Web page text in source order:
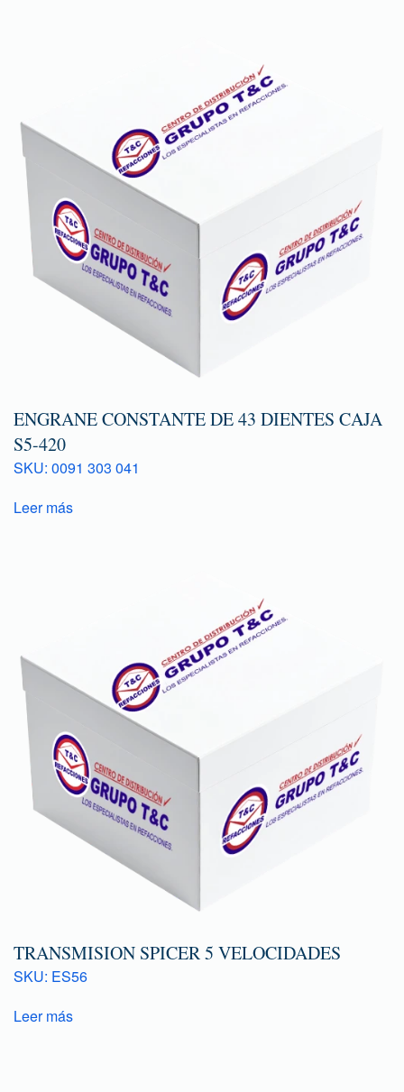
ENGRANE CONSTANTE DE 43 DIENTES CAJA
S5-420
SKU: 0091 303 041
Leer más
TRANSMISION SPICER 5 VELOCIDADES
SKU: ES56
Leer más